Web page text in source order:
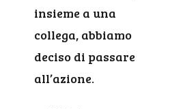
insieme a una
collega, abbiamo
deciso di passare
all’azione.